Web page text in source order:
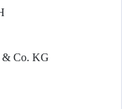
& Co. KG